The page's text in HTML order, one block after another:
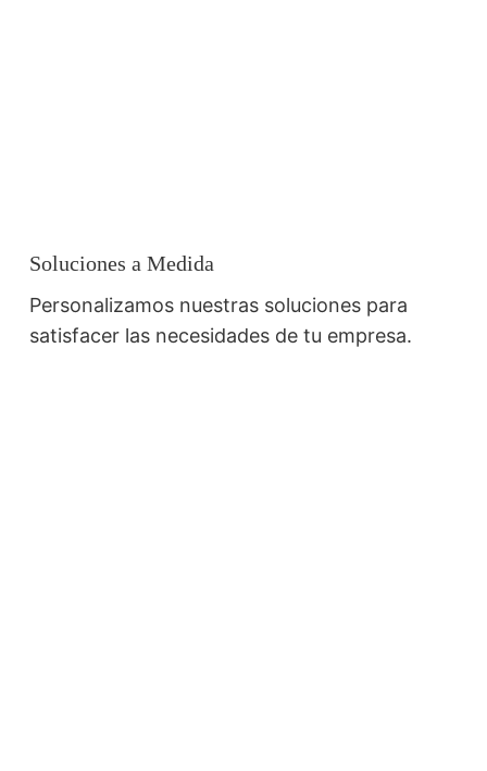
Soluciones a Medida
Personalizamos nuestras soluciones para
satisfacer las necesidades de tu empresa.